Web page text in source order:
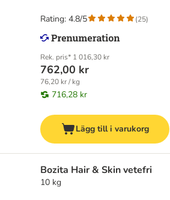
Rek. pris* 1 016,30 kr
762,00 kr
76,20 kr / kg
716,28 kr
Rating: 4.8/5 (25)
Lägg till i varukorg
Bozita Hair & Skin vetefri
10 kg